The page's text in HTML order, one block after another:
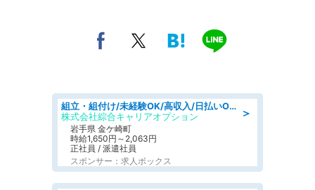
＞
組立・組付け/未経験OK/高収入/日払いOK/交替制/20・30・40代活躍中
株式会社綜合キャリアオプション
岩手県 金ケ崎町
時給1,650円～2,063円
正社員 / 派遣社員
スポンサー：求人ボックス